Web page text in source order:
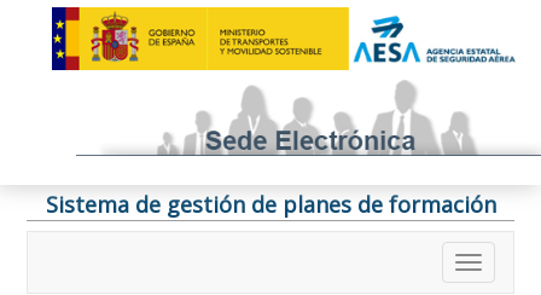
Sistema de gestión de planes de formación